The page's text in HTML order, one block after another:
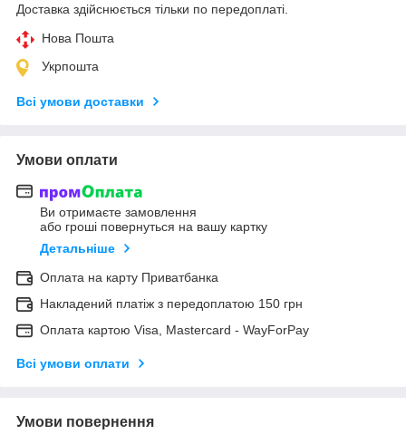
Доставка здійснюється тільки по передоплаті.
Нова Пошта
Укрпошта
Всі умови доставки
Умови оплати
Ви отримаєте замовлення
або гроші повернуться на вашу картку
Детальніше
Оплата на карту Приватбанка
Накладений платіж з передоплатою 150 грн
Оплата картою Visa, Mastercard - WayForPay
Всі умови оплати
Умови повернення